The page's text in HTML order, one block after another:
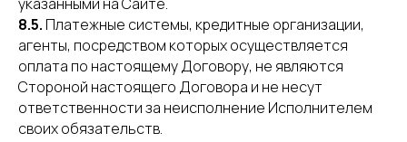
8.5. Платежные системы, кредитные организации,
агенты, посредством которых осуществляется
оплата по настоящему Договору, не являются
Стороной настоящего Договора и не несут
ответственности за неисполнение Исполнителем
своих обязательств.